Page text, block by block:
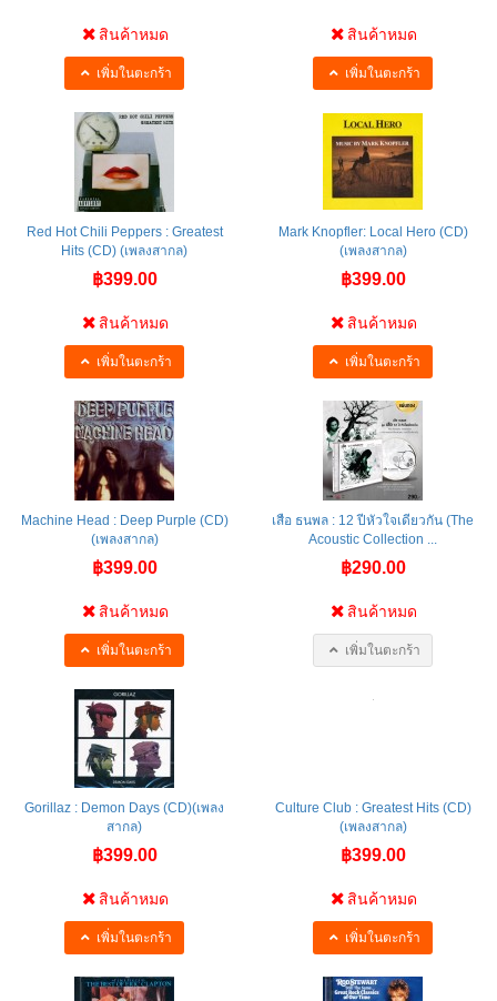
สินค้าหมด
เพิ่มในตะกร้า
สินค้าหมด
เพิ่มในตะกร้า
Red Hot Chili Peppers : Greatest
Hits (CD) (เพลงสากล)
฿399.00
สินค้าหมด
เพิ่มในตะกร้า
Mark Knopfler: Local Hero (CD)
(เพลงสากล)
฿399.00
สินค้าหมด
เพิ่มในตะกร้า
Machine Head : Deep Purple (CD)
(เพลงสากล)
฿399.00
สินค้าหมด
เพิ่มในตะกร้า
เสือ ธนพล : 12 ปีหัวใจเดียวกัน (The
Acoustic Collection ...
฿290.00
สินค้าหมด
เพิ่มในตะกร้า
Gorillaz : Demon Days (CD)(เพลง
สากล)
฿399.00
สินค้าหมด
เพิ่มในตะกร้า
Culture Club : Greatest Hits (CD)
(เพลงสากล)
฿399.00
สินค้าหมด
เพิ่มในตะกร้า